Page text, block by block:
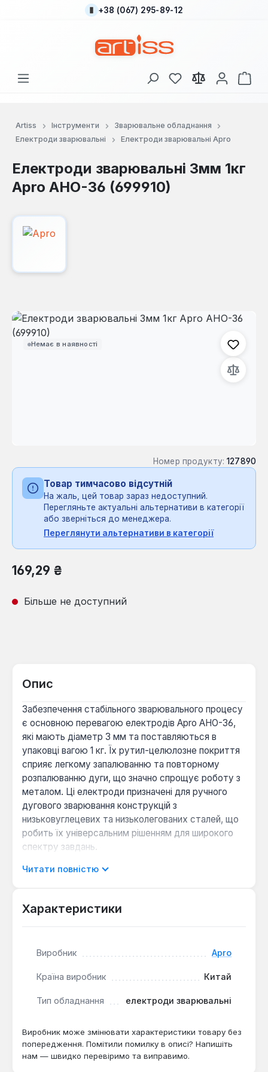
Перейти до основного вмісту
+38 (067) 295-89-12
У вас є 0 у списку
Artiss Інструменти
Зварювальне обладнання
Електроди зварювальні
Електроди зварювальні Apro
Електроди зварювальні 3мм 1кг
Apro АНО-36 (699910)
Немає в наявності
Пропустити галерею зображень
Номер продукту: 127890
Товар тимчасово відсутній
На жаль, цей товар зараз недоступний.
Перегляньте актуальні альтернативи в категорії
або зверніться до менеджера.
Переглянути альтернативи в категорії
Звичайна ціна:
169,29 ₴
Більше не доступний
Опис
Забезпечення стабільного зварювального процесу
є основною перевагою електродів Apro АНО-36,
які мають діаметр 3 мм та поставляються в
упаковці вагою 1 кг. Їх рутил-целюлозне покриття
сприяє легкому запалюванню та повторному
розпалюванню дуги, що значно спрощує роботу з
металом. Ці електроди призначені для ручного
дугового зварювання конструкцій з
низьковуглецевих та низьколегованих сталей, що
робить їх універсальним рішенням для широкого
спектру завдань.
металу та забезпечуючи рівномірне формування
з іржавими або забрудненими поверхнями, що
шлакової кірки після зварювання скорочує час на
та якісного з'єднання.
Легкість використання:Швидке початкове та
повторне запалювання дуги, а також стабільне
горіння, роблять ці електроди зручними як для
Читати повністю
Характеристики
Виробник Apro
Країна виробник Китай
Тип обладнання електроди зварювальні
Виробник може змінювати характеристики товару без
попередження. Помітили помилку в описі? Напишіть
нам — швидко перевіримо та виправимо.